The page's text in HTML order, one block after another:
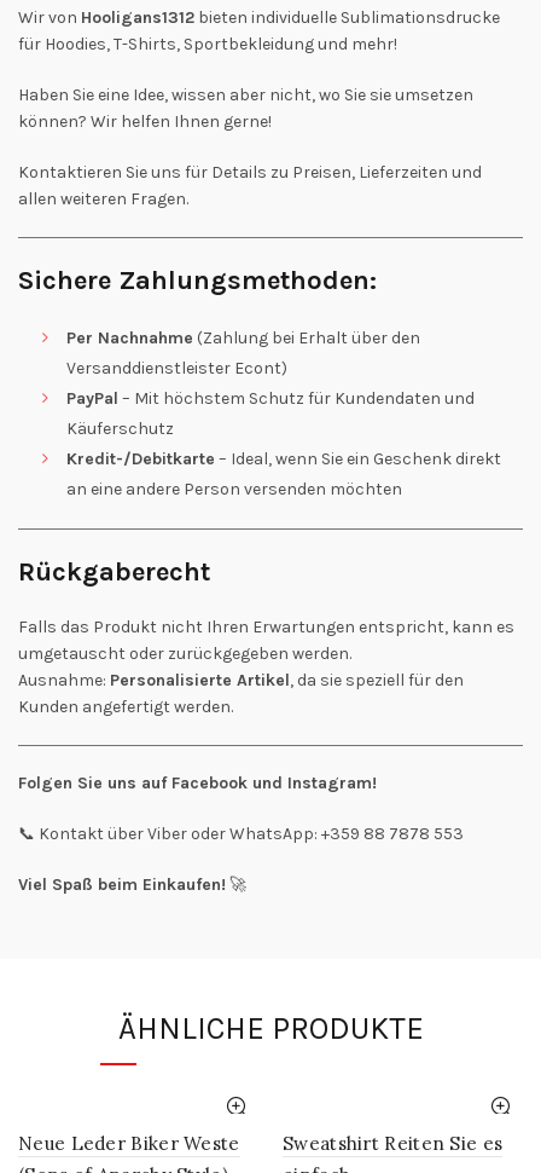
Wir von Hooligans1312 bieten individuelle Sublimationsdrucke
für Hoodies, T-Shirts, Sportbekleidung und mehr!
Haben Sie eine Idee, wissen aber nicht, wo Sie sie umsetzen
können? Wir helfen Ihnen gerne!
Kontaktieren Sie uns für Details zu Preisen, Lieferzeiten und
allen weiteren Fragen.
Sichere Zahlungsmethoden:
Per Nachnahme (Zahlung bei Erhalt über den
Versanddienstleister Econt)
PayPal – Mit höchstem Schutz für Kundendaten und
Käuferschutz
Kredit-/Debitkarte – Ideal, wenn Sie ein Geschenk direkt
an eine andere Person versenden möchten
Rückgaberecht
Falls das Produkt nicht Ihren Erwartungen entspricht, kann es
umgetauscht oder zurückgegeben werden.
Ausnahme: Personalisierte Artikel, da sie speziell für den
Kunden angefertigt werden.
Folgen Sie uns auf Facebook und Instagram!
📞 Kontakt über Viber oder WhatsApp: +359 88 7878 553
Viel Spaß beim Einkaufen! 🚀
ÄHNLICHE PRODUKTE
Neue Leder Biker Weste
Sweatshirt Reiten Sie es